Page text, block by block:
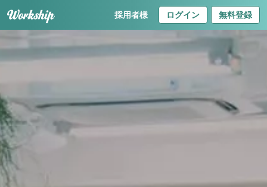
採用者様 ログイン 無料登録